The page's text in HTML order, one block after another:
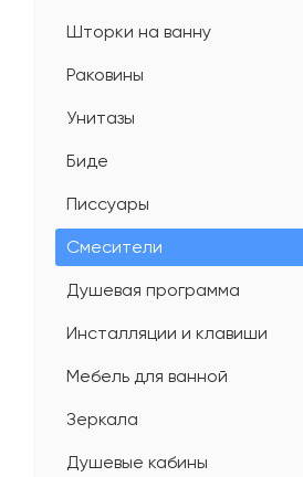
Шторки на ванну
Раковины
Унитазы
Биде
Писсуары
Смесители
Душевая программа
Инсталляции и клавиши
Мебель для ванной
Зеркала
Душевые кабины